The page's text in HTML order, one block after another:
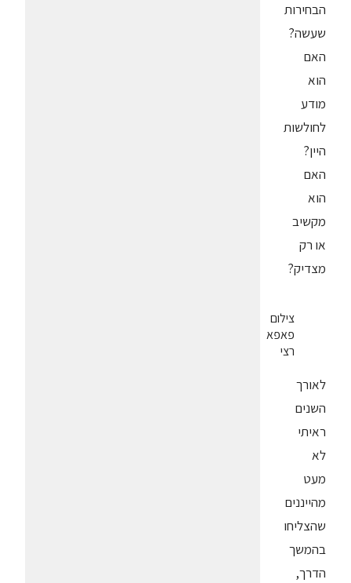
הבחירות
שעשה?
האם
הוא
מודע
לחולשות
היין?
האם
הוא
מקשיב
או רק
מצדיק?
צילום
פאפא
רצי
לאורך
השנים
ראיתי
לא
מעט
מהייננים
שהצליחו
בהמשך
הדרך,